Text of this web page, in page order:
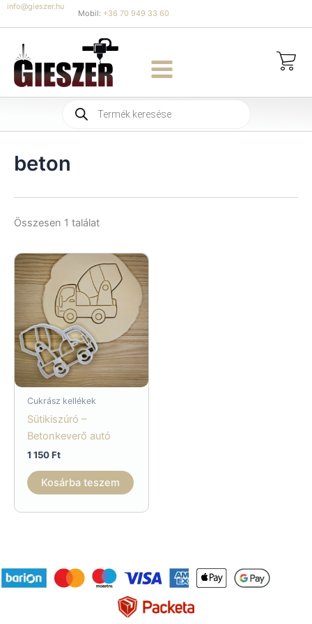
Skip
to
content
info@gieszer.hu
Mobil: +36 70 949 33 60
Products
search
beton
Összesen 1 találat
Cukrász kellékek
Sütikiszúró –
Betonkeverő autó
1 150Ft
Kosárba teszem